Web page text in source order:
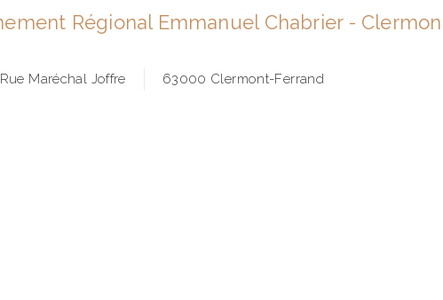
Régional Emmanuel Chabrier -
Maréchal Joffre 63000 Clermont-Ferrand